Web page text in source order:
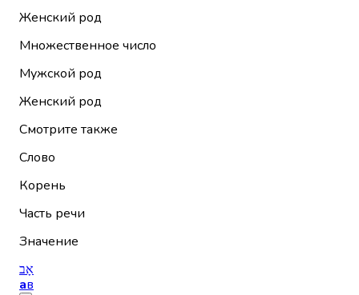
Женский род
Множественное число
Мужской род
Женский род
Смотрите также
Слово
Корень
Часть речи
Значение
אָב
ав